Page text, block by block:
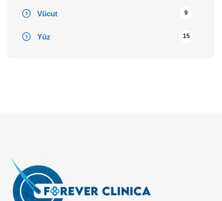
Vücut 9
Yüz 15